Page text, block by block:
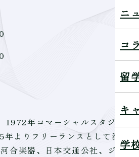
ニ
コ
留
キ
学
1972年コマーシャルスタジ
よりフリーランスとして活
合楽器、日本交通公社、ジッ